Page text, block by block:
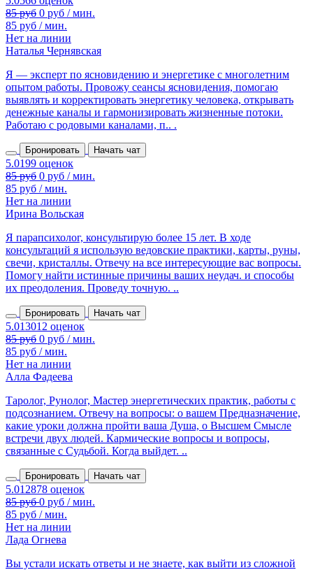
85 руб 0 руб / мин.
85 руб / мин.
Нет на линии
Наталья Чернявская
Я — эксперт по ясновидению и энергетике с многолетним
опытом работы. Провожу сеансы ясновидения, помогаю
выявлять и корректировать энергетику человека, открывать
денежные каналы и гармонизировать жизненные потоки.
Работаю с родовыми каналами, п.. .
Бронировать Начать чат
85 руб 0 руб / мин.
85 руб / мин.
Нет на линии
Ирина Вольская
Я парапсихолог, консультирую более 15 лет. В ходе
консультаций я использую ведовские практики, карты, руны,
свечи, кристаллы. Отвечу на все интересующие вас вопросы.
Помогу найти истинные причины ваших неудач. и способы
их преодоления. Проведу точную. ..
Бронировать Начать чат
85 руб 0 руб / мин.
85 руб / мин.
Нет на линии
Алла Фадеева
Таролог, Рунолог, Мастер энергетических практик, работы с
подсознанием. Отвечу на вопросы: о вашем Предназначение,
какие уроки должна пройти ваша Душа, о Высшем Смысле
встречи двух людей. Кармические вопросы и вопросы,
связанные с Судьбой. Когда выйдет. ..
Бронировать Начать чат
85 руб / мин.
Нет на линии
Лада Огнева
Вы устали искать ответы и не знаете, как выйти из сложной